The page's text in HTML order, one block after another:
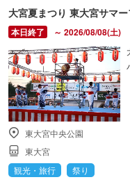
大宮夏まつり 東大宮サマ
～ 2026/08/08(土)
東大宮中央公園
東大宮
観光・旅行
祭り